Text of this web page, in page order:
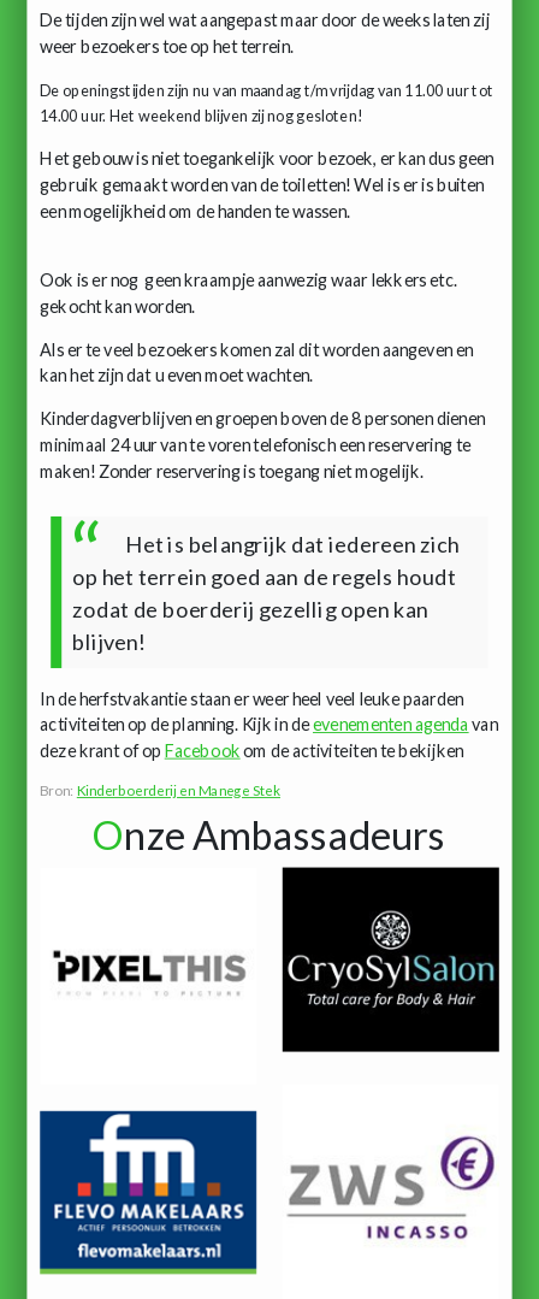
De tijden zijn wel wat aangepast maar door de weeks laten zij
weer bezoekers toe op het terrein.
De openingstijden zijn nu van maandag t/m vrijdag van 11.00 uur tot
14.00 uur. Het weekend blijven zij nog gesloten!
Het gebouw is niet toegankelijk voor bezoek, er kan dus geen
gebruik gemaakt worden van de toiletten! Wel is er is buiten
een mogelijkheid om de handen te wassen.
Ook is er nog geen kraampje aanwezig waar lekkers etc.
gekocht kan worden.
Als er te veel bezoekers komen zal dit worden aangeven en
kan het zijn dat u even moet wachten.
Kinderdagverblijven en groepen boven de 8 personen dienen
minimaal 24 uur van te voren telefonisch een reservering te
maken! Zonder reservering is toegang niet mogelijk.
Het is belangrijk dat iedereen zich
op het terrein goed aan de regels houdt
zodat de boerderij gezellig open kan
blijven!
In de herfstvakantie staan er weer heel veel leuke paarden
activiteiten op de planning. Kijk in deevenementen agenda van
deze krant of op Facebookom de activiteiten te bekijken
Bron: Kinderboerderij en Manege Stek
Onze Ambassadeurs